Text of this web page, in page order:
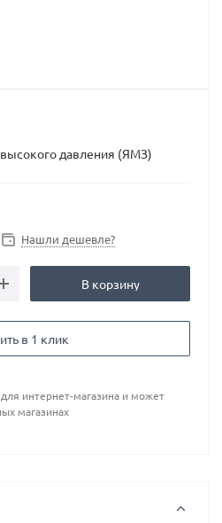
давления (ЯМЗ)
Нашли дешевле?
В корзину
в 1 клик
интернет-магазина и может
магазинах